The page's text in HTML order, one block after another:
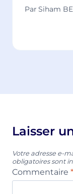
Par Siham
Laisser
Votre adresse e-
obligatoires sont
Commentaire *